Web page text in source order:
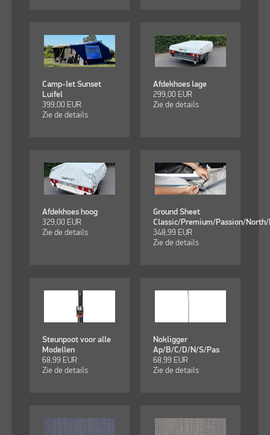
Camp-let Sunset
Luifel
399,00 EUR
Zie de details
Afdekhoes lage
299,00 EUR
Zie de details
Afdekhoes hoog
329,00 EUR
Zie de details
Ground Sheet
Classic/Premium/Passion/
348,99 EUR
Zie de details
Steunpoot voor alle
Modellen
68,99 EUR
Zie de details
Nokligger
Ap/B/C/D/N/S/Pas
68,99 EUR
Zie de details